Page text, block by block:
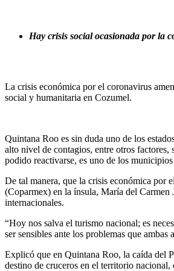
Hay crisis social ocasionada por la
La crisis económica por el coronavirus
social y humanitaria en Cozumel.
Quintana Roo es sin duda uno de los
alto nivel de contagios, entre otros factores,
podido reactivarse, es uno de los
De tal manera, que la crisis económica por
(Coparmex) en la ínsula, María del
internacionales.
“Hoy nos salva el turismo nacional; es
ser sensibles ante los problemas que
Explicó que en Quintana Roo, la caída del
destino de cruceros en el territorio